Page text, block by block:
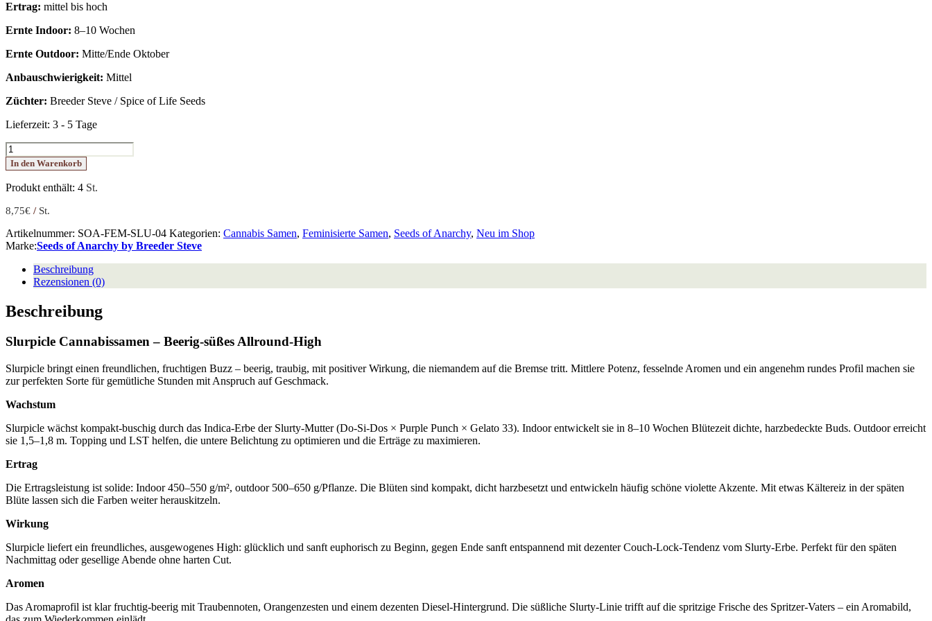
Ertrag: mittel bis hoch
Ernte Indoor: 8–10 Wochen
Ernte Outdoor: Mitte/Ende Oktober
Anbauschwierigkeit: Mittel
Züchter: Breeder Steve / Spice of Life Seeds
Lieferzeit: 3 - 5 Tage
Slurpicle
Menge
In den Warenkorb
Produkt enthält: 4 St.
8,75€ / St.
Artikelnummer: SOA-FEM-SLU-04 Kategorien: Cannabis Samen, Feminisierte Samen, Seeds of Anarchy, Neu im Shop
Marke:Seeds of Anarchy by Breeder Steve
Beschreibung
Rezensionen (0)
Beschreibung
Slurpicle Cannabissamen – Beerig-süßes Allround-High
Slurpicle bringt einen freundlichen, fruchtigen Buzz – beerig, traubig, mit positiver Wirkung, die niemandem auf die Bremse tritt. Mittlere Potenz, fesselnde Aromen und ein angenehm rundes Profil machen sie
zur perfekten Sorte für gemütliche Stunden mit Anspruch auf Geschmack.
Wachstum
Slurpicle wächst kompakt-buschig durch das Indica-Erbe der Slurty-Mutter (Do-Si-Dos × Purple Punch × Gelato 33). Indoor entwickelt sie in 8–10 Wochen Blütezeit dichte, harzbedeckte Buds. Outdoor erreicht
sie 1,5–1,8 m. Topping und LST helfen, die untere Belichtung zu optimieren und die Erträge zu maximieren.
Ertrag
Die Ertragsleistung ist solide: Indoor 450–550 g/m², outdoor 500–650 g/Pflanze. Die Blüten sind kompakt, dicht harzbesetzt und entwickeln häufig schöne violette Akzente. Mit etwas Kältereiz in der späten
Blüte lassen sich die Farben weiter herauskitzeln.
Wirkung
Slurpicle liefert ein freundliches, ausgewogenes High: glücklich und sanft euphorisch zu Beginn, gegen Ende sanft entspannend mit dezenter Couch-Lock-Tendenz vom Slurty-Erbe. Perfekt für den späten
Nachmittag oder gesellige Abende ohne harten Cut.
Aromen
Das Aromaprofil ist klar fruchtig-beerig mit Traubennoten, Orangenzesten und einem dezenten Diesel-Hintergrund. Die süßliche Slurty-Linie trifft auf die spritzige Frische des Spritzer-Vaters – ein Aromabild,